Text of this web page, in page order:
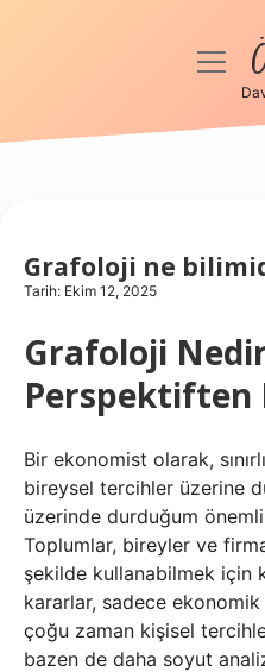
Anasayfa
Hakkımızda
Grafoloji ne
Tarih: Ekim 12, 2025
Grafoloji
Perspektiften
Bir ekonomist olarak,
bireysel tercihler üzerine
üzerinde durduğum
Toplumlar, bireyler ve
şekilde kullanabilmek için
kararlar, sadece
çoğu zaman kişisel
bazen de daha soyut